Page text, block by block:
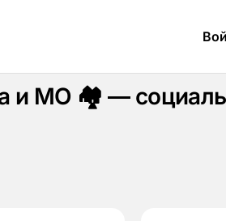
и МО 🏘 —